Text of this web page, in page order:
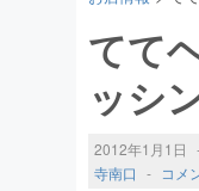
てて
ッシ
2012年1月1日
寺南口 - コメ